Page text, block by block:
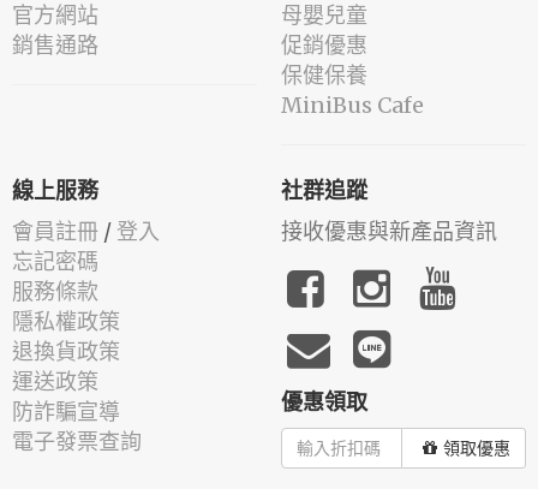
官方網站
銷售通路
母嬰兒童
促銷優惠
保健保養
MiniBus Cafe
線上服務
會員註冊 / 登入
忘記密碼
服務條款
隱私權政策
退換貨政策
運送政策
防詐騙宣導
電子發票查詢
社群追蹤
接收優惠與新產品資訊
優惠領取
領取優惠